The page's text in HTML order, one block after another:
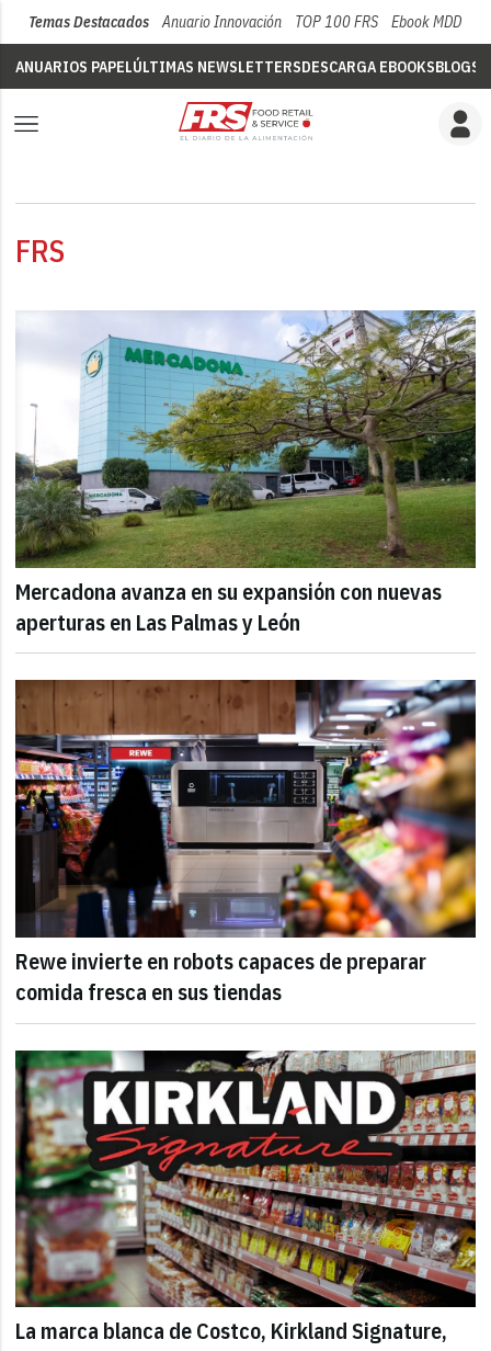
Temas Destacados Anuario Innovación TOP 100 FRS Ebook MDD
ANUARIOS PAPELÚLTIMAS NEWSLETTERSDESCARGA EBOOKSBLOGS
FRS
Mercadona avanza en su expansión con nuevas
aperturas en Las Palmas y León
Rewe invierte en robots capaces de preparar
comida fresca en sus tiendas
La marca blanca de Costco, Kirkland Signature,